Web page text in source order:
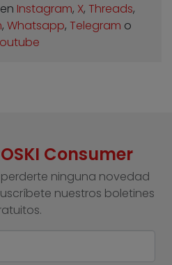
Instagram, X, Threads,
, Whatsapp, Telegram o
Consumer
ninguna novedad
nuestros boletines